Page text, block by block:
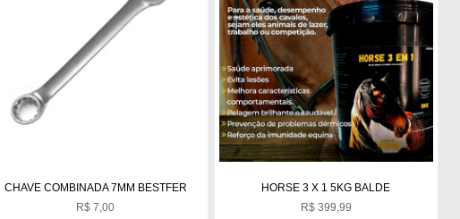
CHAVE COMBINADA 7MM BESTFER
R$ 7,00
HORSE 3 X 1 5KG BALDE
R$399,99